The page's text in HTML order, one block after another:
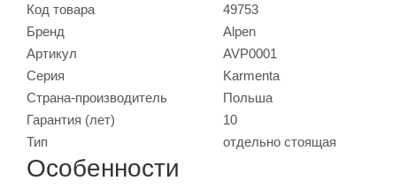
Код товара
49753
Бренд
Alpen
Артикул
AVP0001
Серия
Karmenta
Страна-производитель
Польша
Гарантия (лет)
10
Тип
отдельно стоящая
Особенности